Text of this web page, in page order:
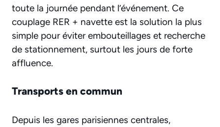
toute la journée pendant l’événement. Ce
couplage RER + navette est la solution la plus
simple pour éviter embouteillages et recherche
de stationnement, surtout les jours de forte
affluence.
Transports en commun
Depuis les gares parisiennes centrales,